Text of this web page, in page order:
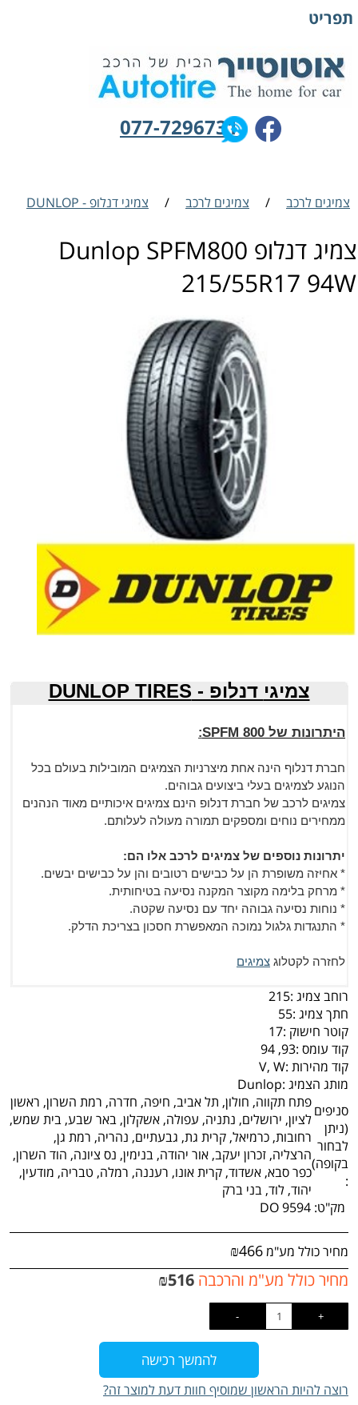
077-7296731
תפריט
צמיגים לרכב / צמיגים לרכב / צמיגי דנלופ - DUNLOP
צמיג דנלופ Dunlop SPFM800
215/55R17 94W
צמיגי דנלופ - DUNLOP TIRES
היתרונות של SPFM 800 :
חברת דנלוף הינה אחת מיצרניות הצמיגים המובילות בעולם בכל
הנוגע לצמיגים בעלי ביצועים גבוהים.
צמיגים לרכב של חברת דנלופ הינם צמיגים איכותיים מאוד הנהנים
ממחירים נוחים ומספקים תמורה מעולה לעלותם.
יתרונות נוספים של צמיגים לרכב אלו הם:
* אחיזה משופרת הן על כבישים רטובים והן על כבישים יבשים.
* מרחק בלימה מקוצר המקנה נסיעה בטיחותית.
* נוחות נסיעה גבוהה יחד עם נסיעה שקטה.
* התנגדות גלגול נמוכה המאפשרת חסכון בצריכת הדלק.
לחזרה לקטלוג צמיגים
רוחב צמיג :215
חתך צמיג :55
קוטר חישוק :17
קוד עומס :93, 94
קוד מהירות :V, W
מותג הצמיג :Dunlop
סניפים
(ניתן
לבחור
בקופה)
:
פתח תקווה, חולון, תל אביב, חיפה, חדרה, רמת השרון, ראשון
לציון, ירושלים, נתניה, עפולה, אשקלון, באר שבע, בית שמש,
רחובות, כרמיאל, קרית גת, גבעתיים, נהריה, רמת גן,
הרצליה, זכרון יעקב, אור יהודה, בנימין, נס ציונה, הוד השרון,
כפר סבא, אשדוד, קרית אונו, רעננה, רמלה, טבריה, מודעין,
יהוד, לוד, בני ברק
מק"ט: DO 9594
מחיר כולל מע"מ ₪466
מחיר כולל מע"מ והרכבה ₪516
להמשך רכישה
רוצה להיות הראשון שמוסיף חוות דעת למוצר זה?